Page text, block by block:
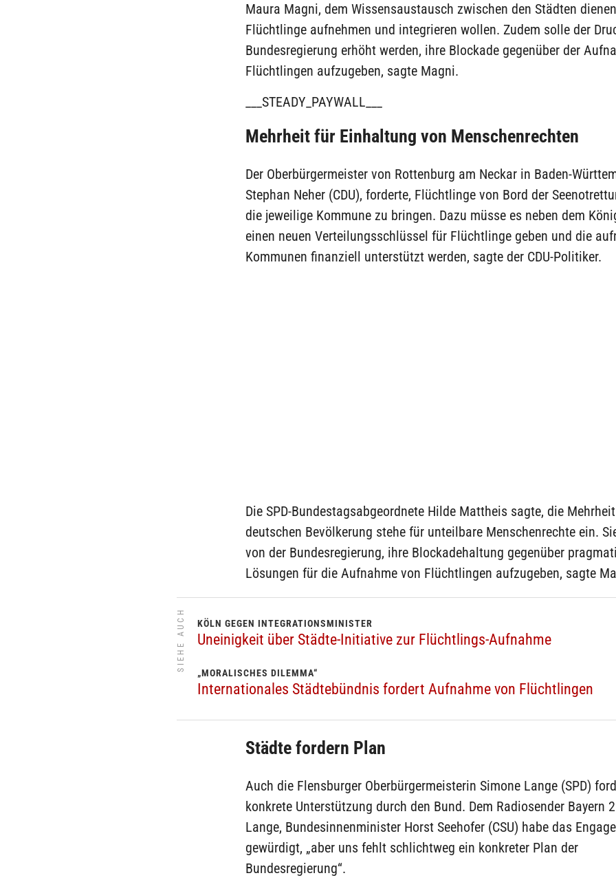
Maura Magni, dem Wissensaustausch zwischen den Städten
Flüchtlinge aufnehmen und integrieren wollen. Zudem solle der
Bundesregierung erhöht werden, ihre Blockade gegenüber der
Flüchtlingen aufzugeben, sagte Magni.
___STEADY_PAYWALL___
Mehrheit für Einhaltung von Menschenrechten
Der Oberbürgermeister von Rottenburg am Neckar in Baden-
Stephan Neher (CDU), forderte, Flüchtlinge von Bord der
die jeweilige Kommune zu bringen. Dazu müsse es neben dem
einen neuen Verteilungsschlüssel für Flüchtlinge geben und die
Kommunen finanziell unterstützt werden, sagte der CDU-Politiker.
Die SPD-Bundestagsabgeordnete Hilde Mattheis sagte, die
deutschen Bevölkerung stehe für unteilbare Menschenrechte ein.
von der Bundesregierung, ihre Blockadehaltung gegenüber
Lösungen für die Aufnahme von Flüchtlingen aufzugeben, sagte
SIEHE AUCH KÖLN GEGEN INTEGRATIONSMINISTER
Uneinigkeit über Städte-Initiative zur Flüchtlings-Aufnahme
„MORALISCHES DILEMMA“
Internationales Städtebündnis fordert Aufnahme von Flüchtlingen
Städte fordern Plan
Auch die Flensburger Oberbürgermeisterin Simone Lange (SPD)
konkrete Unterstützung durch den Bund. Dem Radiosender Bayern
Lange, Bundesinnenminister Horst Seehofer (CSU) habe das
gewürdigt, „aber uns fehlt schlichtweg ein konkreter Plan der
Bundesregierung“.